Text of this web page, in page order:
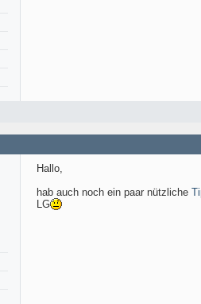
Hallo,
hab auch noch ein paar nützliche
LG